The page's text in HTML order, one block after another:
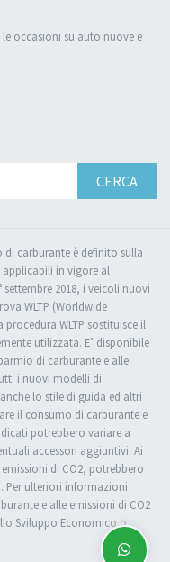
occasioni su auto nuove e
CERCA
di carburante è definito sulla
in vigore al
2018, i veicoli nuovi
WLTP (Worldwide
procedura WLTP sostituisce il
utilizzata. E’ disponibile
di carburante e alle
i nuovi modelli di
lo stile di guida ed altri
il consumo di carburante e
potrebbero variare a
accessori aggiuntivi. Ai
di CO2, potrebbero
Per ulteriori informazioni
e alle emissioni di CO2
Sviluppo Economico o